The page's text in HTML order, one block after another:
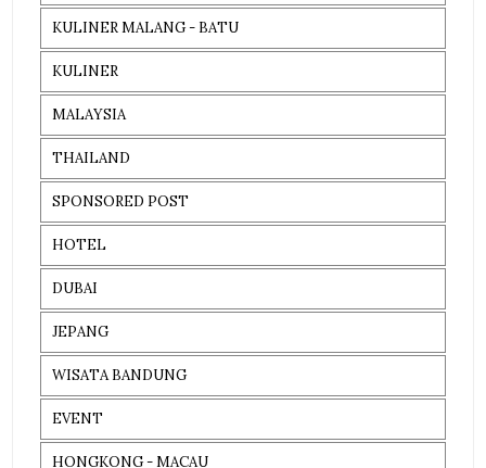
KULINER MALANG - BATU
KULINER
MALAYSIA
THAILAND
SPONSORED POST
HOTEL
DUBAI
JEPANG
WISATA BANDUNG
EVENT
HONGKONG - MACAU